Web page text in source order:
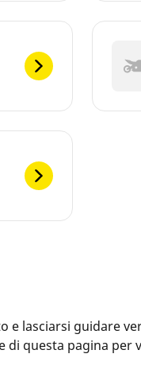
lasciarsi guidare
questa pagina per